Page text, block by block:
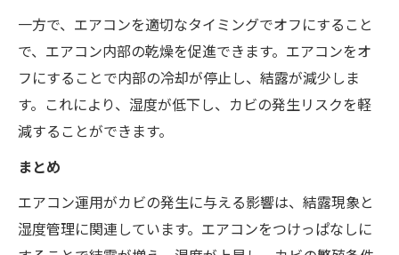
一方で、エアコンを適切なタイミングでオフにすること
で、エアコン内部の乾燥を促進できます。エアコンをオ
フにすることで内部の冷却が停止し、結露が減少しま
す。これにより、湿度が低下し、カビの発生リスクを軽
減することができます。
まとめ
エアコン運用がカビの発生に与える影響は、結露現象と
湿度管理に関連しています。エアコンをつけっぱなしに